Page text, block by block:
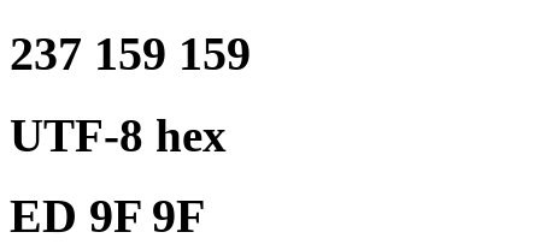
237 159 159
UTF-8 hex
ED 9F 9F